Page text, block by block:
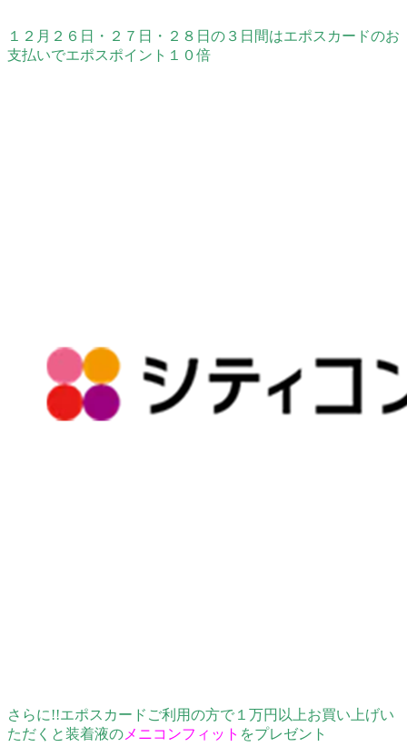
１２月２６日・２７日・２８日の３日間はエポスカードのお
支払いでエポスポイント１０倍
さらに!!エポスカードご利用の方で１万円以上お買い上げい
ただくと装着液の メニコンフィット をプレゼント